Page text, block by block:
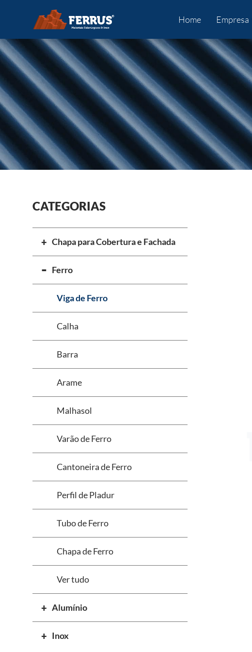
Home Empresa
CATEGORIAS
Chapa para Cobertura e Fachada
Ferro
Viga de Ferro
Calha
Barra
Arame
Malhasol
Varão de Ferro
Cantoneira de Ferro
Perfil de Pladur
Tubo de Ferro
Chapa de Ferro
Ver tudo
Alumínio
Inox